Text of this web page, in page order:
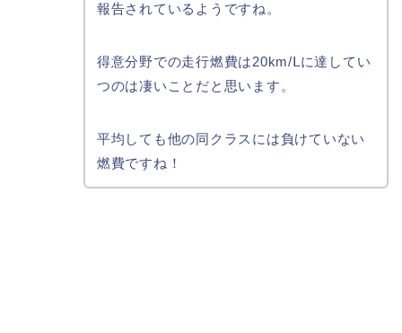
報告されているようですね。
得意分野での走行燃費は20km/Ⅼに達してい
つのは凄いことだと思います。
平均しても他の同クラスには負けていない
燃費ですね！